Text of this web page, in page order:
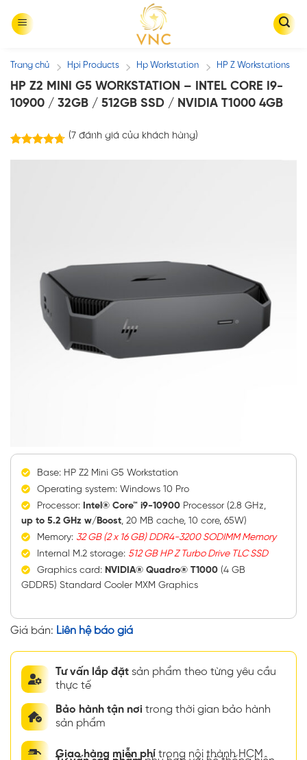
Trang chủ / Hpi Products / Hp Workstation / HP Z Workstations
HP Z2 MINI G5 WORKSTATION – INTEL CORE I9-
10900 / 32GB / 512GB SSD / NVIDIA T1000 4GB
(7đánh giá của khách hàng)
Base: HP Z2 Mini G5 Workstation
Operating system: Windows 10 Pro
Processor: Intel® Core™ i9-10900Processor (2.8 GHz,
up to 5.2 GHz w/Boost, 20 MB cache, 10 core, 65W)
Memory: 32 GB (2 x 16 GB) DDR4-3200 SODIMM Memory
Internal M.2 storage: 512 GB HP Z Turbo Drive TLC SSD
Graphics card: NVIDIA® Quadro® T1000(4 GB
GDDR5) Standard Cooler MXM Graphics
Giá bán: Liên hệ báo giá
Tư vấn lắp đặt sản phẩm theo từng yêu cầu
thực tế
Bảo hành tận nơi trong thời gian bảo hành
sản phẩm
Giao hàng miễn phí trong nội thành HCM